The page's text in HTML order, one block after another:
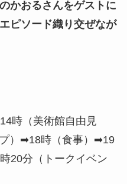
かおるさんをゲストに
ピソード織り交ぜなが
時（美術館自由見
）➡18時（食事）➡19
20分（トークイベン